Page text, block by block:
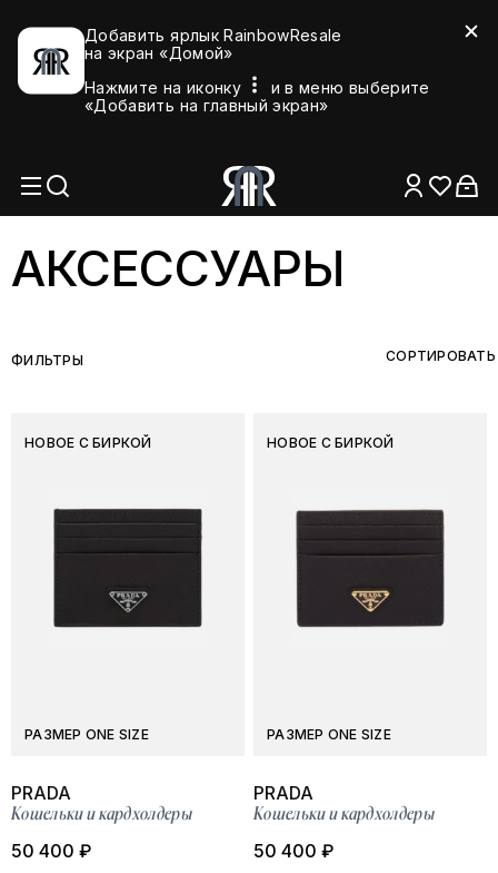
Добавить ярлык RainbowResale
на экран «Домой»
Нажмите на иконку
и в меню выберите
«Добавить на главный экран»
АКСЕССУАРЫ
ФИЛЬТРЫ СОРТИРОВАТЬ
НОВОЕ С БИРКОЙ
РАЗМЕР ONE SIZE
PRADA
Кошельки и кардхолдеры
50 400 ₽
НОВОЕ С БИРКОЙ
РАЗМЕР ONE SIZE
PRADA
Кошельки и кардхолдеры
50 400 ₽